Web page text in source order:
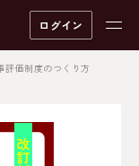
ログイン
評価制度のつくり方